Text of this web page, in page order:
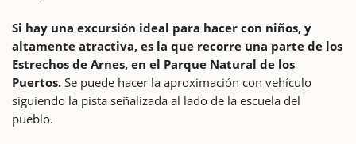
Si hay una excursión ideal para hacer con niños, y
altamente atractiva, es la que recorre una parte de los
Estrechos de Arnes, en el Parque Natural de los
Puertos. Se puede hacer la aproximación con vehículo
siguiendo la pista señalizada al lado de la escuela del
pueblo.